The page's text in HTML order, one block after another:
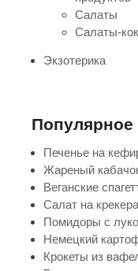
Салаты
Салаты-
Экзотерика
Популярное
Печенье на
Жареный
Веганские
Салат на
Помидоры с
Немецкий
Крокеты из